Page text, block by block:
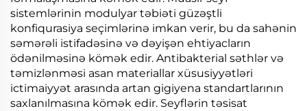
sistemlərinin modulyar təbiəti güzəştli
konfiqurasiya seçimlərinə imkan verir, bu da sahənin
səmərəli istifadəsinə və dəyişən ehtiyacların
ödənilməsinə kömək edir. Antibakterial səthlər və
təmizlənməsi asan materiallar xüsusiyyətləri
ictimaiyyət arasında artan gigiyena standartlarının
saxlanılmasına kömək edir. Seyflərin təsisat